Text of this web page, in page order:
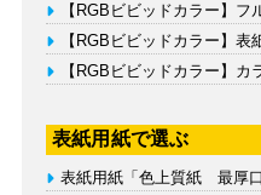
【RGBビビッドカラー】フ
【RGBビビッドカラー】
【RGBビビッドカラー】カ
表紙用紙で選ぶ
表紙用紙「色上質紙 最厚